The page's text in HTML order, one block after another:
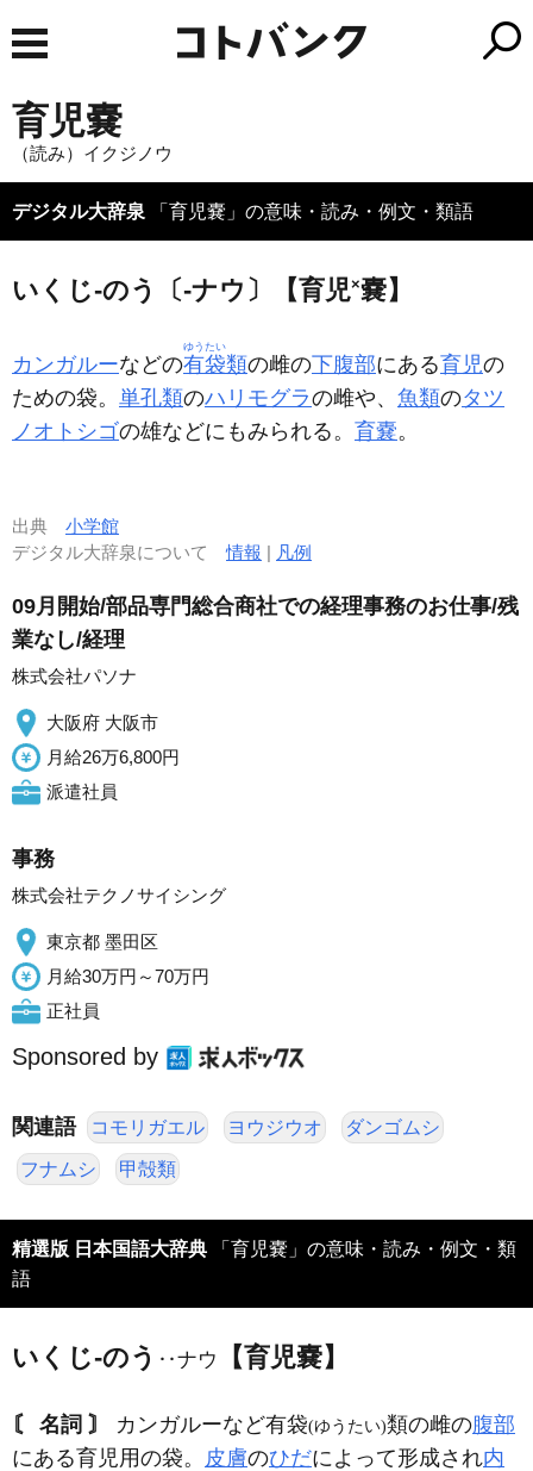
育児嚢
（読み）イクジノウ
デジタル大辞泉 「育児嚢」の意味・読み・例文・類語
いくじ‐のう〔‐ナウ〕【育児×嚢】
カンガルーなどの有袋
ゆうたい
類の雌の下腹部にある育児の
ための袋。 単孔類のハリモグラの雌や、 魚類のタツ
ノオトシゴの雄などにもみられる。 育嚢。
出典 小学館
デジタル大辞泉について情報 | 凡例
09月開始/部品専門総合商社での経理事務のお仕事/残
業なし/経理
株式会社パソナ
大阪府 大阪市
月給26万6,800円
派遣社員
事務
株式会社テクノサイシング
東京都 墨田区
月給30万円～70万円
正社員
Sponsored by
関連語 コモリガエル ヨウジウオ ダンゴムシ
フナムシ 甲殻類
精選版 日本国語大辞典
語
いくじ‐のう ‥ナウ 【育児嚢】
〘 名詞 〙 カンガルーなど有袋(ゆうたい)類の雌の腹部
にある育児用の袋。 皮膚のひだによって形成され内